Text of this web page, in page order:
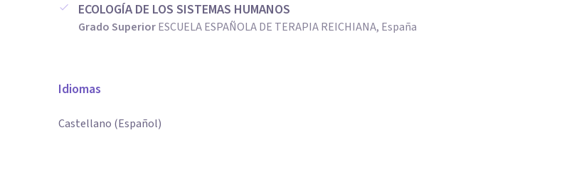
ECOLOGÍA DE LOS SISTEMAS HUMANOS
Grado SuperiorESCUELA ESPAÑOLA DE TERAPIA REICHIANA, España
Idiomas
Castellano (Español)